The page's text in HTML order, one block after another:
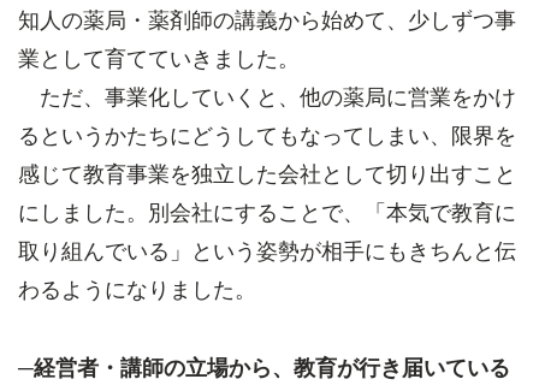
知人の薬局・薬剤師の講義から始めて、少しずつ事
業として育てていきました。
ただ、事業化していくと、他の薬局に営業をかけ
るというかたちにどうしてもなってしまい、限界を
感じて教育事業を独立した会社として切り出すこと
にしました。別会社にすることで、「本気で教育に
取り組んでいる」という姿勢が相手にもきちんと伝
わるようになりました。
─経営者・講師の立場から、教育が行き届いている